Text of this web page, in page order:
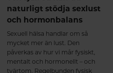
naturligt stödja sexlust
och hormonbalans
Sexuell hälsa handlar om så
mycket mer än lust. Den
påverkas av hur vi mår fysiskt,
mentalt och hormonellt – och
tvärtom. Regelbunden fysisk